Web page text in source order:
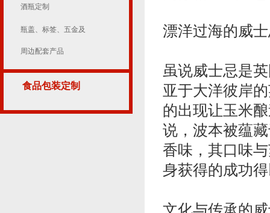
酒瓶定制
瓶盖、标签、五金及
周边配套产品
食品包装定制
漂洋过海的威
虽说威士忌是
亚于大洋彼岸
的出现让玉米
说，波本被蕴
香味，其口味
身获得的成功
文化与传承的